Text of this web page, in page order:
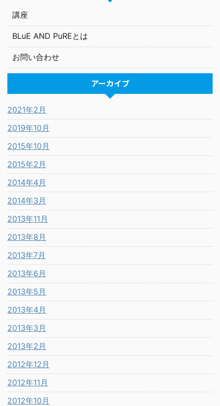
講座
BLuE AND PuREとは
お問い合わせ
アーカイブ
2021年2月
2019年10月
2015年10月
2015年2月
2014年4月
2014年3月
2013年11月
2013年8月
2013年7月
2013年6月
2013年5月
2013年4月
2013年3月
2013年2月
2012年12月
2012年11月
2012年10月